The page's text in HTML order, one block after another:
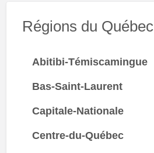
Régions du Québec
Abitibi-Témiscamingue
Bas-Saint-Laurent
Capitale-Nationale
Centre-du-Québec